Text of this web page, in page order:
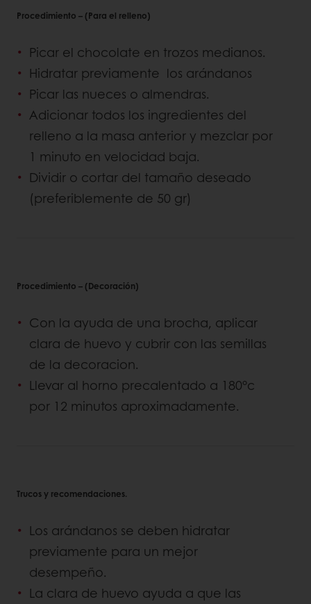
Procedimiento – (Para el relleno)
Picar el chocolate en trozos medianos.
Hidratar previamente los arándanos
Picar las nueces o almendras.
Adicionar todos los ingredientes del
relleno a la masa anterior y mezclar por
1 minuto en velocidad baja.
Dividir o cortar del tamaño deseado
(preferiblemente de 50 gr)
Procedimiento – (Decoración)
Con la ayuda de una brocha, aplicar
clara de huevo y cubrir con las semillas
de la decoracion.
Llevar al horno precalentado a 180°c
por 12 minutos aproximadamente.
Trucos y recomendaciones.
Los arándanos se deben hidratar
previamente para un mejor
desempeño.
La clara de huevo ayuda a que las